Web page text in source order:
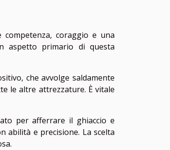
coraggio e una
aspetto primario di questa
che avvolge saldamente
le altre attrezzature. È vitale
per afferrare il ghiaccio e
abilità e precisione. La scelta